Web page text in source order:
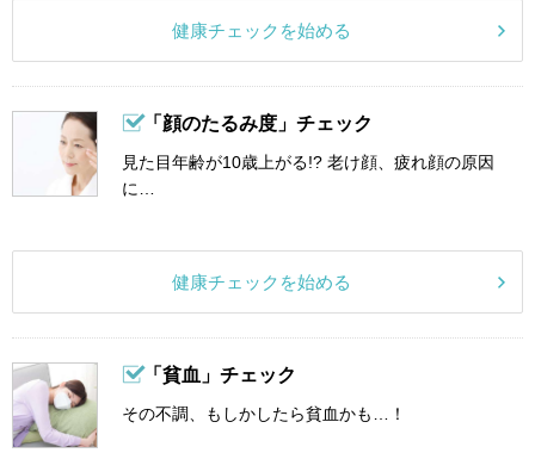
健康チェックを始める
「顔のたるみ度」チェック
見た目年齢が10歳上がる!? 老け顔、疲れ顔の原因
に…
健康チェックを始める
「貧血」チェック
その不調、もしかしたら貧血かも…！